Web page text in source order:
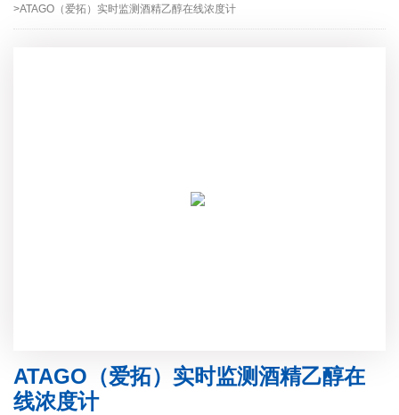
>ATAGO（爱拓）实时监测酒精乙醇在线浓度计
ATAGO（爱拓）实时监测酒精乙醇在
线浓度计